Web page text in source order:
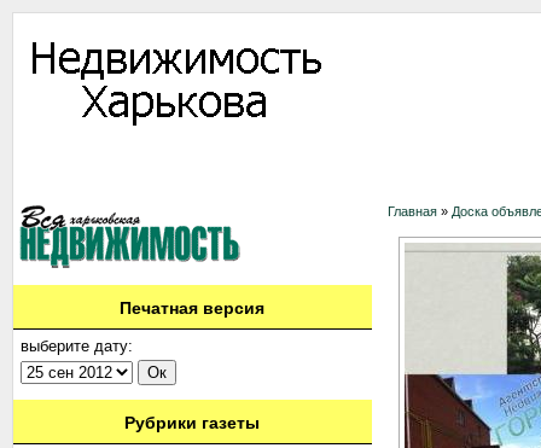
Печатная версия
выберите дату:
Рубрики газеты
Главная » Доска